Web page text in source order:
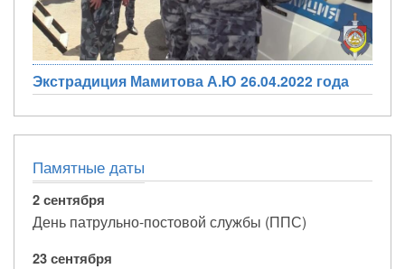
Экстрадиция Мамитова А.Ю 26.04.2022 года
Памятные даты
2 сентября
День патрульно-постовой службы (ППС)
23 сентября